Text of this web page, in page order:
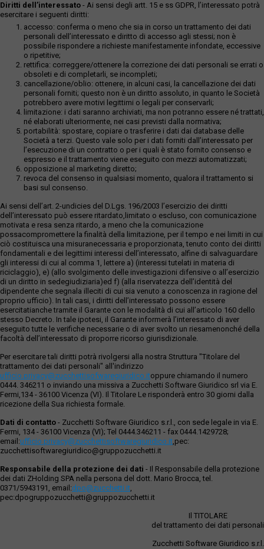
Diritti dell’interessato - Ai sensi degli artt. 15 e ss GDPR, l’interessato potrà
esercitare i seguenti diritti:
accesso: conferma o meno che sia in corso un trattamento dei dati
personali dell’interessato e diritto di accesso agli stessi; non è
possibile rispondere a richieste manifestamente infondate, eccessive
o ripetitive;
rettifica: correggere/ottenere la correzione dei dati personali se errati o
obsoleti e di completarli, se incompleti;
cancellazione/oblio: ottenere, in alcuni casi, la cancellazione dei dati
personali forniti; questo non è un diritto assoluto, in quanto le Società
potrebbero avere motivi legittimi o legali per conservarli;
limitazione: i dati saranno archiviati, ma non potranno essere né trattati,
né elaborati ulteriormente, nei casi previsti dalla normativa;
portabilità: spostare, copiare o trasferire i dati dai database delle
Società a terzi. Questo vale solo per i dati forniti dall’interessato per
l’esecuzione di un contratto o per i quali è stato fornito consenso e
espresso e il trattamento viene eseguito con mezzi automatizzati;
opposizione al marketing diretto;
revoca del consenso in qualsiasi momento, qualora il trattamento si
basi sul consenso.
Ai sensi dell’art. 2-undicies del D.Lgs. 196/2003 l’esercizio dei diritti
dell’interessato può essere ritardato,limitato o escluso, con comunicazione
motivata e resa senza ritardo, a meno che la comunicazione
possacompromettere la finalità della limitazione, per il tempo e nei limiti in cui
ciò costituisca una misuranecessaria e proporzionata, tenuto conto dei diritti
fondamentali e dei legittimi interessi dell’interessato, alfine di salvaguardare
gli interessi di cui al comma 1, lettere a) (interessi tutelati in materia di
riciclaggio), e) (allo svolgimento delle investigazioni difensive o all’esercizio
di un diritto in sedegiudiziaria)ed f) (alla riservatezza dell’identità del
dipendente che segnala illeciti di cui sia venuto a conoscenza in ragione del
proprio ufficio). In tali casi, i diritti dell’interessato possono essere
esercitatianche tramite il Garante con le modalità di cui all’articolo 160 dello
stesso Decreto. In tale ipotesi, il Garante informerà l’interessato di aver
eseguito tutte le verifiche necessarie o di aver svolto un riesamenonché della
facoltà dell’interessato di proporre ricorso giurisdizionale.
Per esercitare tali diritti potrà rivolgersi alla nostra Struttura "Titolare del
trattamento dei dati personali" all'indirizzo
ufficio.privacy@zucchettisofwaregiuridico.itoppure chiamando il numero
0444. 346211 o inviando una missiva a Zucchetti Software Giuridico srl via E.
Fermi,134 - 36100 Vicenza (VI). Il Titolare Le risponderà entro 30 giorni dalla
ricezione della Sua richiesta formale.
Dati di contatto - Zucchetti Software Giuridico s.r.l., con sede legale in via E.
Fermi, 134 - 36100 Vicenza (VI); Tel 0444.346211 - fax 0444.1429728;
email:ufficio.privacy@zucchettisoftwaregiuridico.it,pec:
zucchettisoftwaregiuridico@gruppozucchetti.it
Responsabile della protezione dei dati - Il Responsabile della protezione
dei dati ZHolding SPA nella persona del dott. Mario Brocca, tel.
0371/5943191, email:dpo@zucchetti.it,
pec:dpogruppozucchetti@gruppozucchetti.it
Il TITOLARE
del trattamento dei dati personali
Zucchetti Software Giuridico s.r.l.